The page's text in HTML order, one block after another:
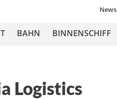
BAHN BINNENSCHIFF
Logistics